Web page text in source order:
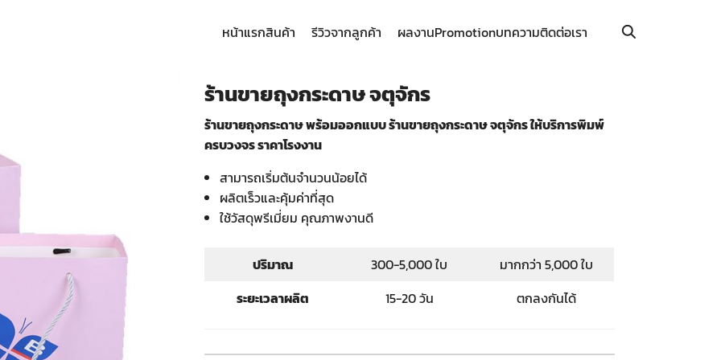
หน้าแรกสินค้า รีวิวจากลูกค้า ผลงานPromotionบทความติดต่อเรา
ร้านขายถุงกระดาษ จตุจักร
ร้านขายถุงกระดาษ พร้อมออกแบบ ร้านขายถุงกระดาษ จตุจักร ให้บริการพิมพ์
ครบวงจร ราคาโรงงาน
สามารถเริ่มต้นจำนวนน้อยได้
ผลิตเร็วและคุ้มค่าที่สุด
ใช้วัสดุพรีเมี่ยม คุณภาพงานดี
ปริมาณ 300-5,000 ใบ
มากกว่า 5,000 ใบ
ระยะเวลาผลิต
15-20 วัน ตกลงกันได้